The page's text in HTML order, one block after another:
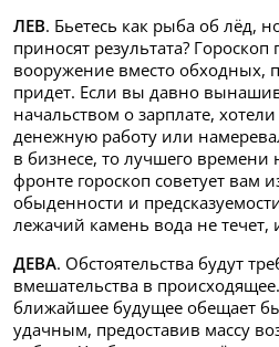
ЛЕВ. Бьетесь как рыба об лёд,
приносят результата? Гороскоп
вооружение вместо обходных,
придет. Если вы давно
начальством о зарплате,
денежную работу или
в бизнесе, то лучшего
фронте гороскоп советует вам
обыденности и
лежачий камень вода не течет,
ДЕВА. Обстоятельства будут
вмешательства в
ближайшее будущее обещает
удачным, предоставив массу